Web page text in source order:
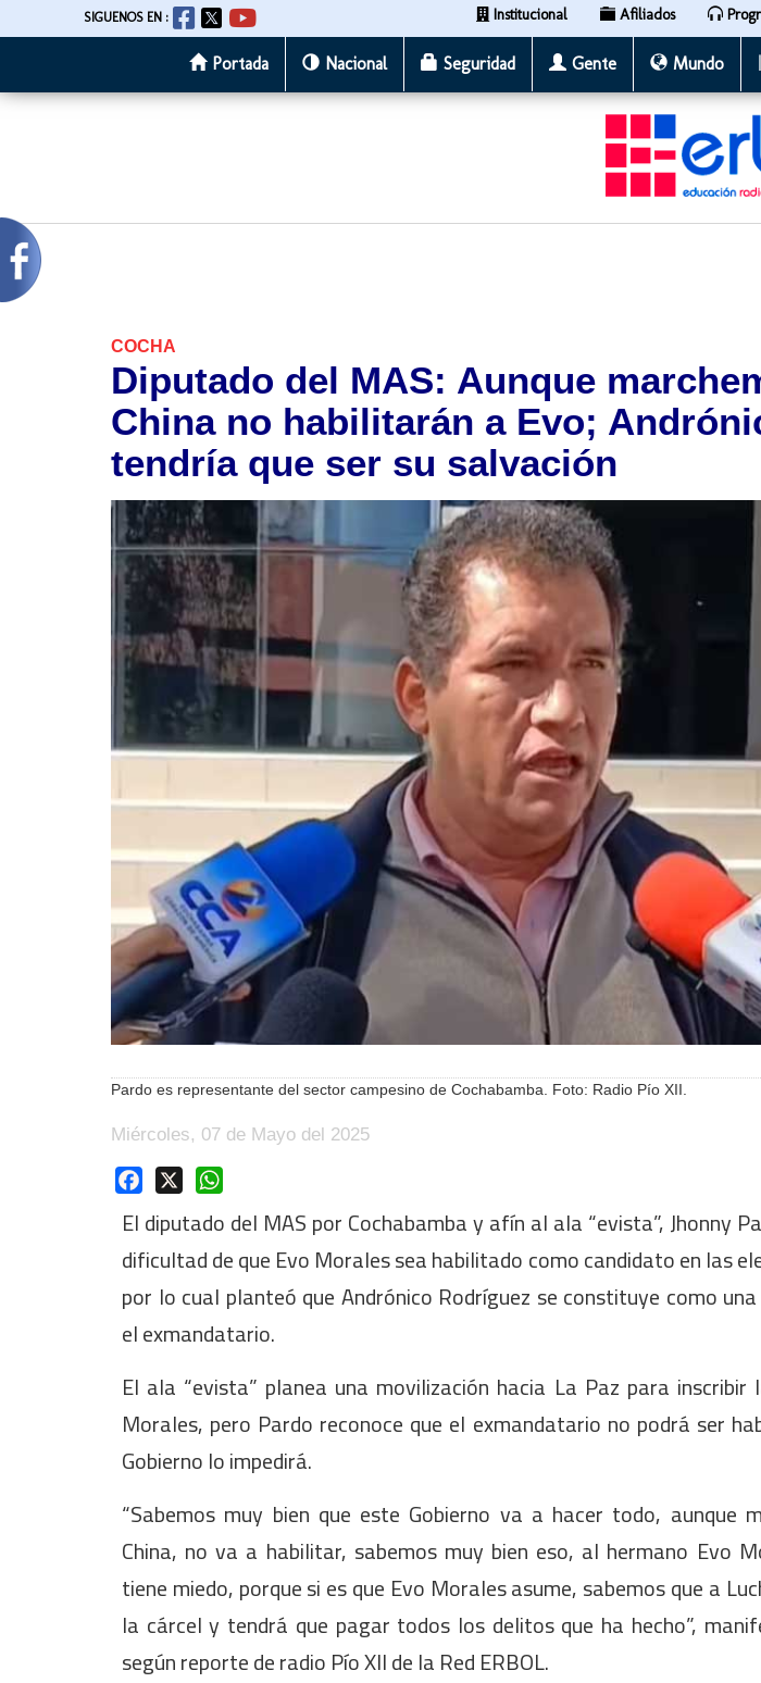
al
SIGUENOS EN : Institucional Afiliados
Portada Nacional Seguridad Gente Mundo
COCHA
Diputado del MAS: Aunque
China no habilitarán a Evo;
tendría que ser su salvación
Pardo es representante del sector campesino de Cochabamba. Foto: Radio Pío XII.
Miércoles, 07 de Mayo del 2025
Facebook
El diputado del MAS por Cochabamba y afín al ala “evista”, Jhonny
dificultad de que Evo Morales sea habilitado como candidato en las
por lo cual planteó que Andrónico Rodríguez se constituye como
el exmandatario.
El ala “evista” planea una movilización hacia La Paz para inscribir
Morales, pero Pardo reconoce que el exmandatario no podrá ser
Gobierno lo impedirá.
“Sabemos muy bien que este Gobierno va a hacer todo, aunque
China, no va a habilitar, sabemos muy bien eso, al hermano Evo
tiene miedo, porque si es que Evo Morales asume, sabemos que a
la cárcel y tendrá que pagar todos los delitos que ha hecho”,
según reporte de radio Pío XII de la Red ERBOL.